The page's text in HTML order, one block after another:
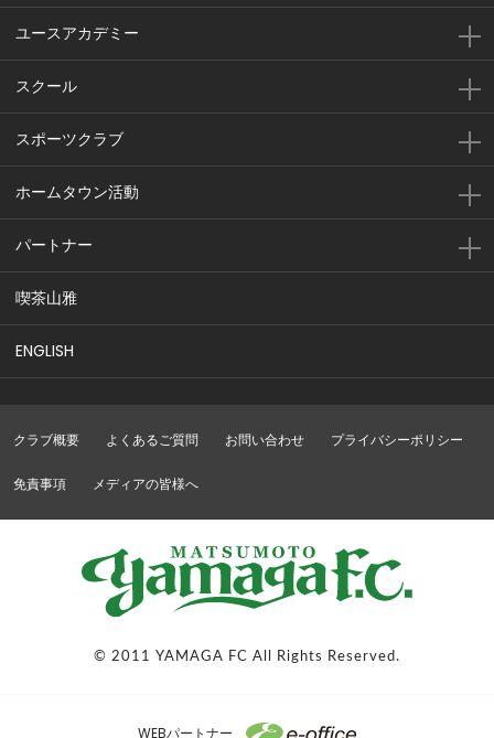
ユースアカデミー
スクール
スポーツクラブ
ホームタウン活動
パートナー
喫茶山雅
ENGLISH
クラブ概要 よくあるご質問 お問い合わせ プライバシーポリシー
免責事項 メディアの皆様へ
© 2011 YAMAGA FC All Rights Reserved.
WEBパートナー